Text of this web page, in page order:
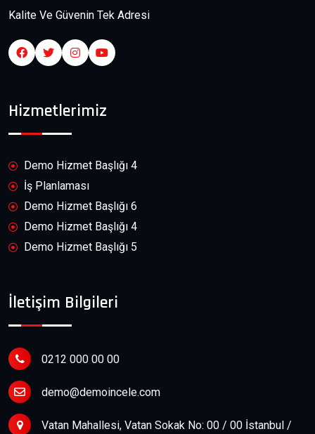
Kalite Ve Güvenin Tek Adresi
Hizmetlerimiz
Demo Hizmet Başlığı 4
İş Planlaması
Demo Hizmet Başlığı 6
Demo Hizmet Başlığı 4
Demo Hizmet Başlığı 5
İletişim Bilgileri
0212 000 00 00
demo@demoincele.com
Vatan Mahallesi, Vatan Sokak No: 00 / 00 İstanbul /